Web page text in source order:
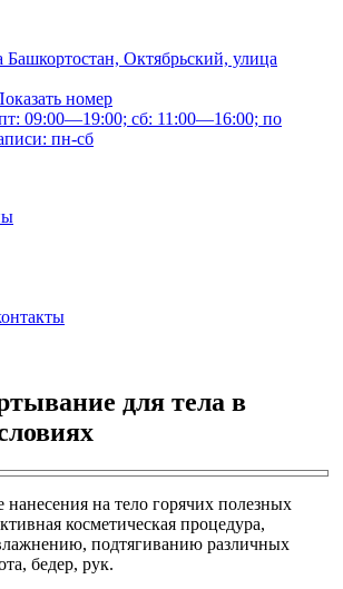
Башкортостан, Октябрьский, улица
номер
09:00—19:00; сб: 11:00—16:00; по
пн-сб
для тела в
на тело горячих полезных
косметическая процедура,
подтягиванию различных
бедер, рук.